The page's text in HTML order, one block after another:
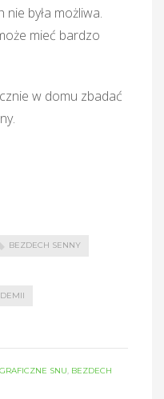
była możliwa.
mieć bardzo
w domu zbadać
BEZDECH SENNY
SNU, BEZDECH